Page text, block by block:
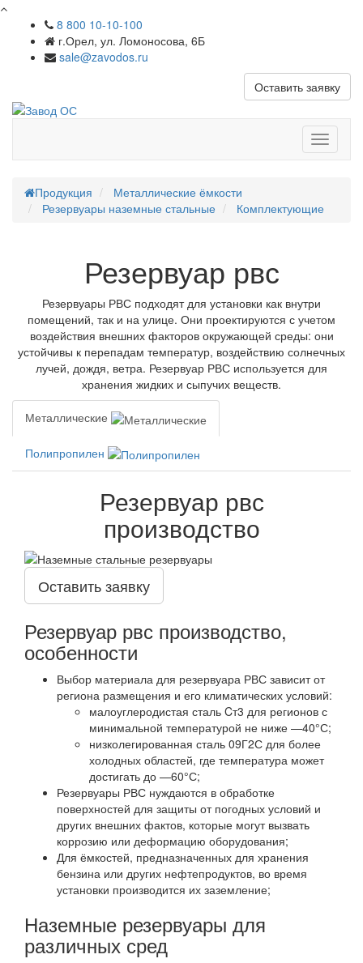
8 800 10-10-100
г.Орел, ул. Ломоносова, 6Б
sale@zavodos.ru
Оставить заявку
меню
Продукция
Металлические ёмкости
Резервуары наземные стальные
Комплектующие
Резервуар рвс
Резервуары РВС подходят для установки как внутри
помещений, так и на улице. Они проектируются с учетом
воздействия внешних факторов окружающей среды: они
устойчивы к перепадам температур, воздействию солнечных
лучей, дождя, ветра. Резервуар РВС используется для
хранения жидких и сыпучих веществ.
Металлические
Полипропилен
Резервуар рвс
производство
Оставить заявку
Резервуар рвс производство,
особенности
Выбор материала для резервуара РВС зависит от
региона размещения и его климатических условий:
малоуглеродистая сталь Cт3 для регионов с
минимальной температурой не ниже —40°С;
низколегированная сталь 09Г2С для более
холодных областей, где температура может
достигать до —60°С;
Резервуары РВС нуждаются в обработке
поверхностей для защиты от погодных условий и
других внешних фактов, которые могут вызвать
коррозию или деформацию оборудования;
Для ёмкостей, предназначенных для хранения
бензина или других нефтепродуктов, во время
установки производится их заземление;
Наземные резервуары для
различных сред